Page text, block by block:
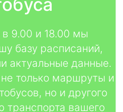
9.00 и 18.00 мы
базу расписаний,
актуальные данные.
только маршруты и
но и другого
транспорта вашего